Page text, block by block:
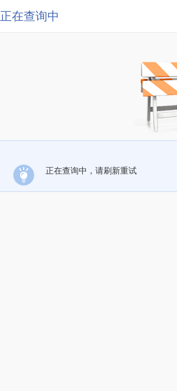
正在查询中
正在查询中，请刷新重试